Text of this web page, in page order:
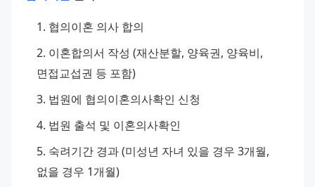
협의이혼 의사 합의
면접교섭권 등 포함)
법원에 협의이혼의사확인 신청
법원 출석 및 이혼의사확인
숙려기간 경과 (미성년 자녀 있을 경우 3개월,
없을 경우 1개월)